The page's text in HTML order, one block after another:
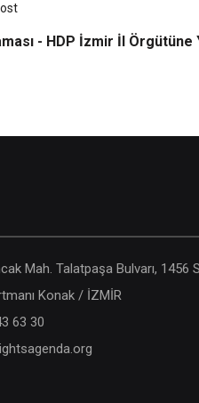
- HDP İzmir İl Örgütüne
Mah. Talatpaşa Bulvarı, 1456
Konak / İZMİR
63 30